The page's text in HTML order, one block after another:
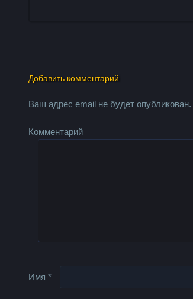
Добавить комментарий
Ваш адрес email не будет опубликован.
Комментарий
Имя*